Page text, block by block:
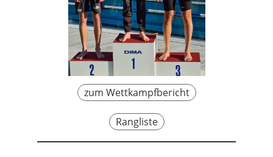
zum Wettkampfbericht
Rangliste